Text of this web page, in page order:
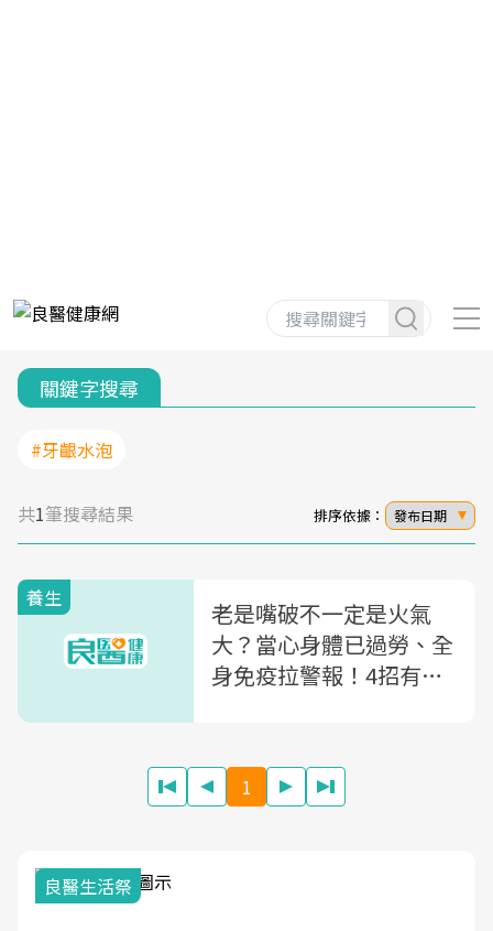
關鍵字搜尋
#牙齦水泡
共1筆搜尋結果 排序依據： 發布日期
養生
老是嘴破不一定是火氣
大？當心身體已過勞、全
身免疫拉警報！4招有效
1
良醫生活祭